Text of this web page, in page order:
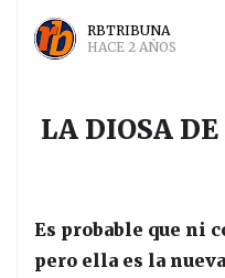
RBTRIBUNA
HACE 2 AÑOS
LA DIOSA
Es probable que ni
pero ella es la